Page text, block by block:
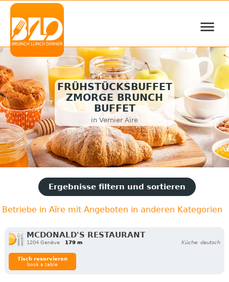
≡
FRÜHSTÜCKSBUFFET
ZMORGE BRUNCH
BUFFET
in Vernier Aïre
Ergebnisse filtern und sortieren
Betriebe in Aïre mit Angeboten in anderen Kategorien
MCDONALD'S RESTAURANT
1204 Genève 179 m Küche: deutsch
Tisch reservieren
book a table